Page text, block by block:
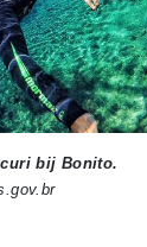
bij Bonito.